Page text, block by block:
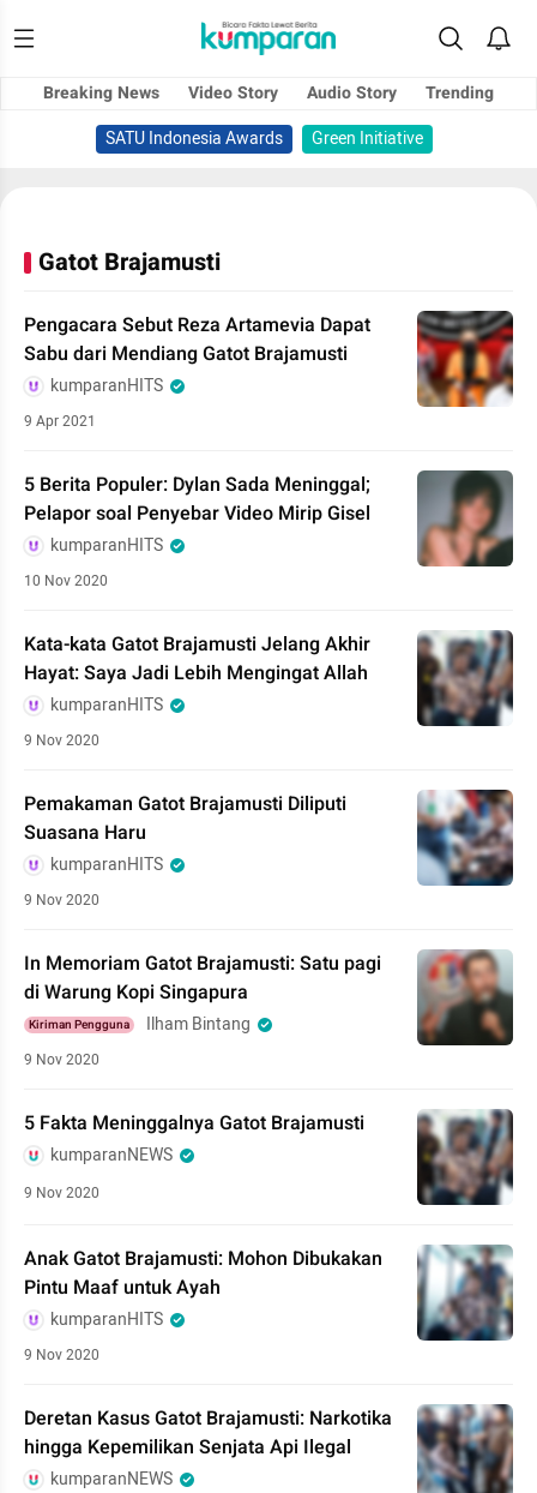
Breaking News Video Story Audio Story
Trending
SATU Indonesia Awards
Green Initiative
Gatot Brajamusti
Pengacara Sebut Reza Artamevia Dapat
Sabu dari Mendiang Gatot Brajamusti
kumparanHITS
9 Apr 2021
5 Berita Populer: Dylan Sada Meninggal;
Pelapor soal Penyebar Video Mirip Gisel
kumparanHITS
10 Nov 2020
Kata-kata Gatot Brajamusti Jelang Akhir
Hayat: Saya Jadi Lebih Mengingat Allah
kumparanHITS
9 Nov 2020
Pemakaman Gatot Brajamusti Diliputi
Suasana Haru
kumparanHITS
9 Nov 2020
In Memoriam Gatot Brajamusti: Satu pagi
di Warung Kopi Singapura
Kiriman Pengguna Ilham Bintang
9 Nov 2020
5 Fakta Meninggalnya Gatot Brajamusti
kumparanNEWS
9 Nov 2020
Anak Gatot Brajamusti: Mohon Dibukakan
Pintu Maaf untuk Ayah
kumparanHITS
9 Nov 2020
Deretan Kasus Gatot Brajamusti: Narkotika
hingga Kepemilikan Senjata Api Ilegal
kumparanNEWS